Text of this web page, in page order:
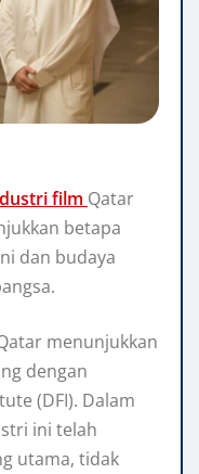
film Qatar
betapa
dan budaya
menunjukkan
dengan
(DFI). Dalam
ini telah
utama, tidak